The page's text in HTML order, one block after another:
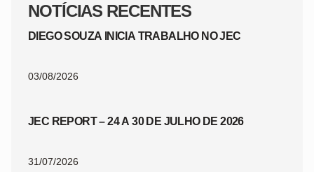
NOTÍCIAS RECENTES
DIEGO SOUZA INICIA TRABALHO NO JEC
03/08/2026
JEC REPORT – 24 A 30 DE JULHO DE 2026
31/07/2026